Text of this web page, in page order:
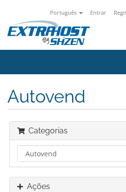
Português Entrar
Autovend
Categorias
Ações